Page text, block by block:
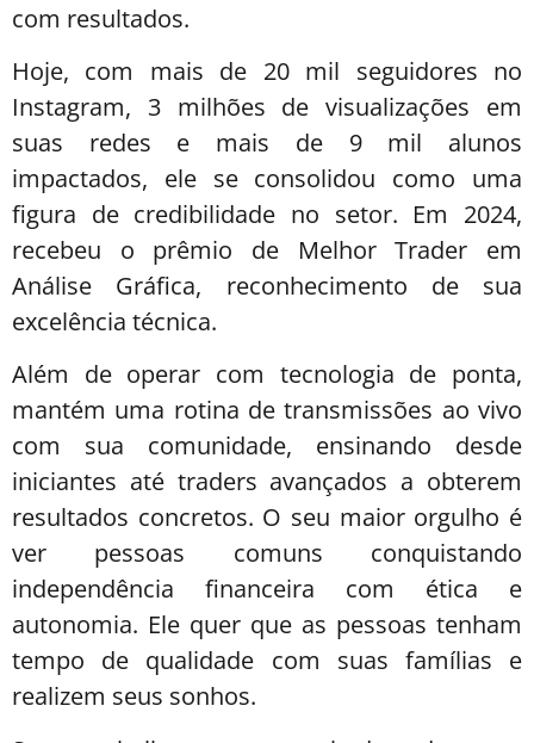
com resultados.
Hoje, com mais de 20 mil seguidores no
Instagram, 3 milhões de visualizações em
suas redes e mais de 9 mil alunos
impactados, ele se consolidou como uma
figura de credibilidade no setor. Em 2024,
recebeu o prêmio de Melhor Trader em
Análise Gráfica, reconhecimento de sua
excelência técnica.
Além de operar com tecnologia de ponta,
mantém uma rotina de transmissões ao vivo
com sua comunidade, ensinando desde
iniciantes até traders avançados a obterem
resultados concretos. O seu maior orgulho é
ver pessoas comuns conquistando
independência financeira com ética e
autonomia. Ele quer que as pessoas tenham
tempo de qualidade com suas famílias e
realizem seus sonhos.